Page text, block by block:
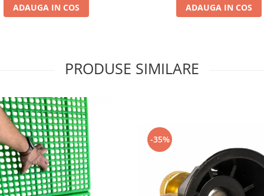
ADAUGA IN COS ADAUGA IN COS
PRODUSE SIMILARE
-35%